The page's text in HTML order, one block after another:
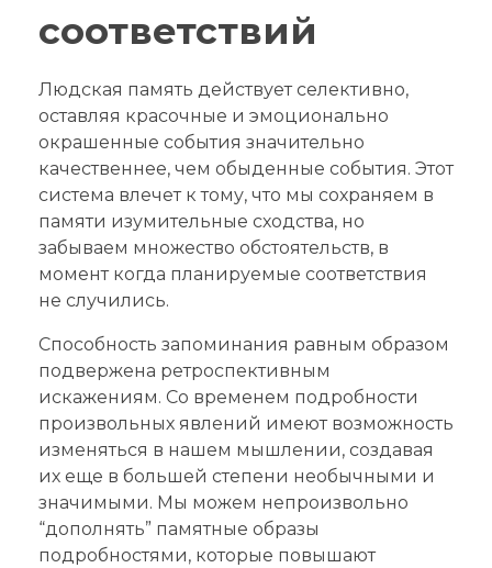
соответствий
Людская память действует селективно,
оставляя красочные и эмоционально
окрашенные события значительно
качественнее, чем обыденные события. Этот
система влечет к тому, что мы сохраняем в
памяти изумительные сходства, но
забываем множество обстоятельств, в
момент когда планируемые соответствия
не случились.
Способность запоминания равным образом
подвержена ретроспективным
искажениям. Со временем подробности
произвольных явлений имеют возможность
изменяться в нашем мышлении, создавая
их еще в большей степени необычными и
значимыми. Мы можем непроизвольно
“дополнять” памятные образы
подробностями, которые повышают